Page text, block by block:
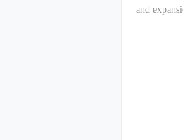
and